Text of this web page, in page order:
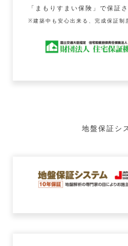
「まもりすまい保険」で保証
※建築中も安心出来る、完成保証制
地盤保証シ